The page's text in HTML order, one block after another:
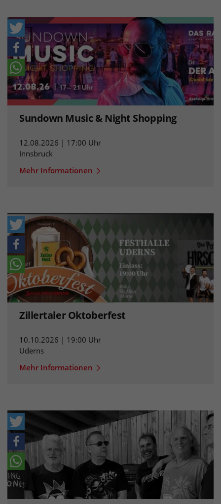
Sundown Music & Night Shopping
12.08.2026 | 17:00 Uhr
Innsbruck
Mehr Informationen
Zillertaler Oktoberfest
10.10.2026 | 19:00 Uhr
Uderns
Mehr Informationen